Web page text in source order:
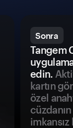
Sonra
Tangem
edin.
kartın
özel